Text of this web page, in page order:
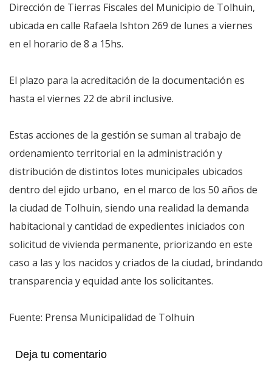
Dirección de Tierras Fiscales del Municipio de Tolhuin,
ubicada en calle Rafaela Ishton 269 de lunes a viernes
en el horario de 8 a 15hs.
El plazo para la acreditación de la documentación es
hasta el viernes 22 de abril inclusive.
Estas acciones de la gestión se suman al trabajo de
ordenamiento territorial en la administración y
distribución de distintos lotes municipales ubicados
dentro del ejido urbano, en el marco de los 50 años de
la ciudad de Tolhuin, siendo una realidad la demanda
habitacional y cantidad de expedientes iniciados con
solicitud de vivienda permanente, priorizando en este
caso a las y los nacidos y criados de la ciudad, brindando
transparencia y equidad ante los solicitantes.
Fuente: Prensa Municipalidad de Tolhuin
Deja tu comentario